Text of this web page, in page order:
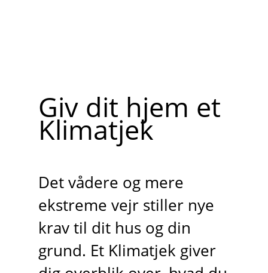
Giv dit hjem et
Klimatjek
Det vådere og mere
ekstreme vejr stiller nye
krav til dit hus og din
grund. Et Klimatjek giver